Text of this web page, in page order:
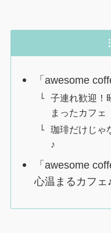
「awesome
子連れ歓迎！
まったカフェ
珈琲だけじゃ
♪
「awesome
心温まるカフェ